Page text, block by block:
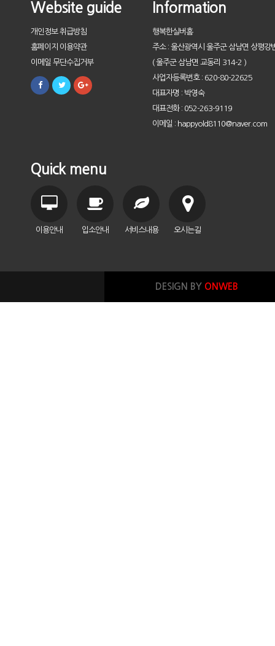
Website guide
개인정보 취급방침
홈페이지 이용약관
이메일 무단수집거부
Information
행복한실버홈
주소 : 울산광역시 울주군 삼남면 상평강
( 울주군 삼남면 교동리 314-2 )
사업자등록번호 : 620-80-22625
대표자명 : 박영숙
대표전화 : 052-263-9119
이메일 : happyold8110@naver.com
Quick menu
이용안내 입소안내 서비스내용 오시는길
DESIGN BY ONWEB